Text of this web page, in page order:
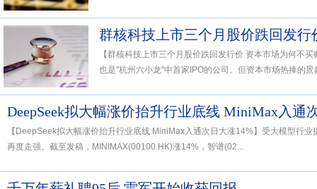
群核科技上市三个月股价跌回发
【群核科技上市三个月股价跌回发行价 资本市场为何不
也是"杭州六小龙"中首家IPO的公司。但资本市场热捧的景
DeepSeek拟大幅涨价抬升行业底线 MiniMax入通
【DeepSeek拟大幅涨价抬升行业底线 MiniMax入通次日大涨14%】受大模型行
再度走强。截至发稿，MINIMAX(00100.HK)涨14%，智谱(02...